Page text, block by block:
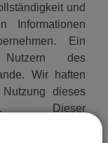
und
Informationen
Ein
des
Wir haften
dieses
Dieser